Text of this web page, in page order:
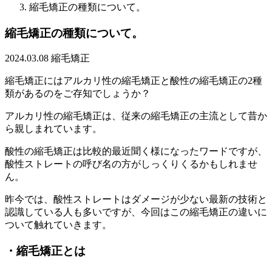
縮毛矯正の種類について。
縮毛矯正の種類について。
2024.03.08 縮毛矯正
縮毛矯正にはアルカリ性の縮毛矯正と酸性の縮毛矯正の2種
類があるのをご存知でしょうか？
アルカリ性の縮毛矯正は、従来の縮毛矯正の主流として昔か
ら親しまれています。
酸性の縮毛矯正は比較的最近聞く様になったワードですが、
酸性ストレートの呼び名の方がしっくりくるかもしれませ
ん。
昨今では、酸性ストレートはダメージが少ない最新の技術と
認識している人も多いですが、今回はこの縮毛矯正の違いに
ついて触れていきます。
・縮毛矯正とは